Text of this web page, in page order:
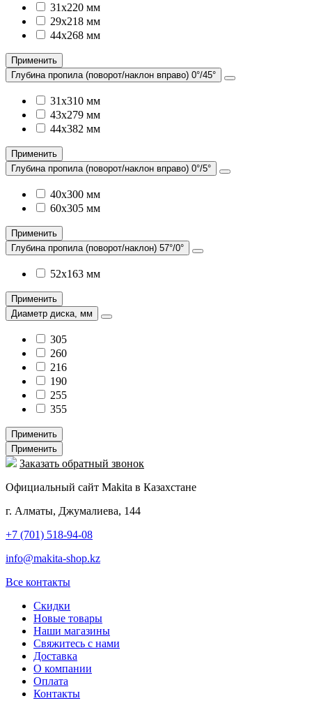
31х220 мм
29х218 мм
44х268 мм
Применить
Глубина пропила (поворот/наклон вправо) 0°/45°
31х310 мм
43х279 мм
44х382 мм
Применить
Глубина пропила (поворот/наклон вправо) 0°/5°
40х300 мм
60х305 мм
Применить
Глубина пропила (поворот/наклон) 57°/0°
52х163 мм
Применить
Диаметр диска, мм
305
260
216
190
255
355
Применить
Применить
Заказать обратный звонок
Официальный сайт Makita в Казахстане
г. Алматы, Джумалиева, 144
+7 (701) 518-94-08
info@makita-shop.kz
Все контакты
Скидки
Новые товары
Наши магазины
Свяжитесь с нами
Доставка
О компании
Оплата
Контакты